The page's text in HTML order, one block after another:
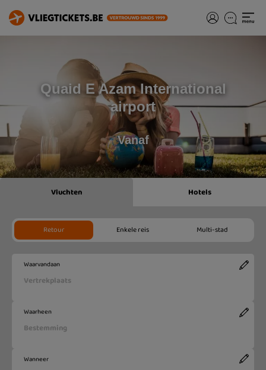
Quaid E Azam International
airport
Vanaf